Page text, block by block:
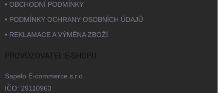
• OBCHODNÍ PODMÍNKY
• PODMÍNKY OCHRANY OSOBNÍCH ÚDAJŮ
• REKLAMACE A VÝMĚNA ZBOŽÍ
PROVOZOVATEL E-SHOPU
Sapelo E-commerce s.r.o.
IČO: 29110963